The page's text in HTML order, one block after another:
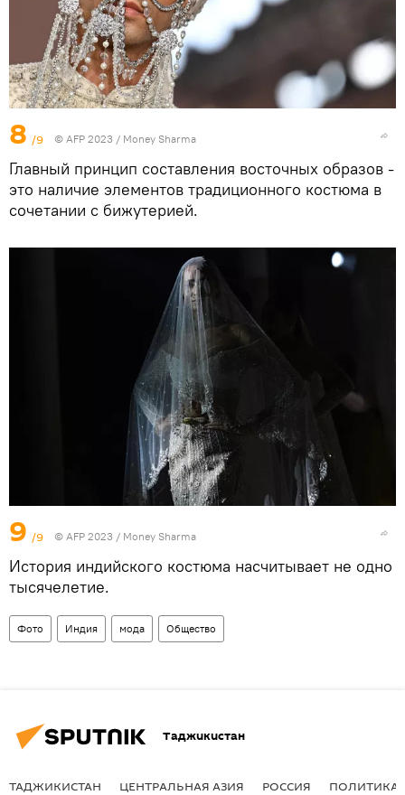
8 /9 © AFP 2023 / Money Sharma
Главный принцип составления восточных образов -
это наличие элементов традиционного костюма в
сочетании с бижутерией.
9 /9 © AFP 2023 / Money Sharma
История индийского костюма насчитывает не одно
тысячелетие.
Фото Индия мода Общество
Таджикистан
ТАДЖИКИСТАН ЦЕНТРАЛЬНАЯ АЗИЯ РОССИЯ ПОЛИТИКА